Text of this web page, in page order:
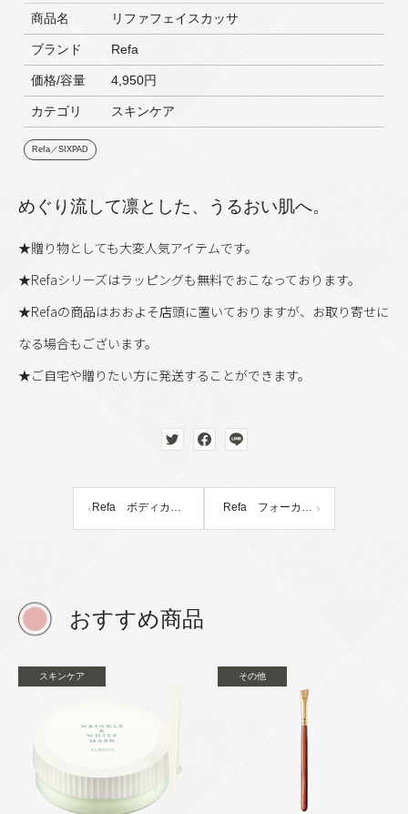
商品名 リファフェイスカッサ
ブランド Refa
価格/容量 4,950円
カテゴリ スキンケア
Refa／SIXPAD
めぐり流して凛とした、うるおい肌へ。
★贈り物としても大変人気アイテムです。
★Refaシリーズはラッピングも無料でおこなっております。
★Refaの商品はおおよそ店頭に置いておりますが、お取り寄せに
なる場合もございます。
★ご自宅や贈りたい方に発送することができます。
Refa ボディカッサ Refa フォーカッサ
おすすめ商品
スキンケア その他